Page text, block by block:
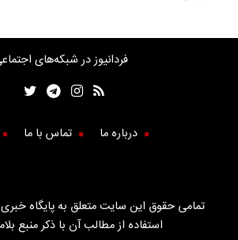
فردانیوز در شبکه‌های
درباره ما تماس با ما
تمامی حقوق این سایت متعلق به پایگاه خبری
استفاده از مطالب آن با ذکر منبع